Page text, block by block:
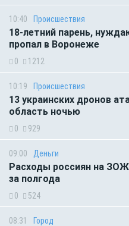
10:40 Происшествия
18-летний парень,
пропал в Воронеже
0 1212
10:19 Происшествия
13 украинских дронов
область ночью
0 929
09:00 Деньги
Расходы россиян на
за полгода
0 524
08:31 Город